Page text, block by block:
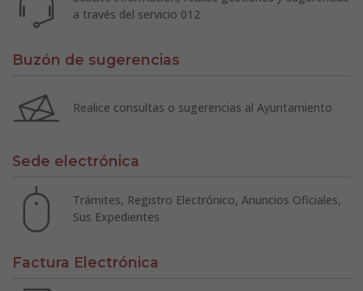
a través del servicio 012
Buzón de sugerencias
Realice consultas o sugerencias al Ayuntamiento
Sede electrónica
Trámites, Registro Electrónico, Anuncios Oficiales,
Sus Expedientes
Factura Electrónica